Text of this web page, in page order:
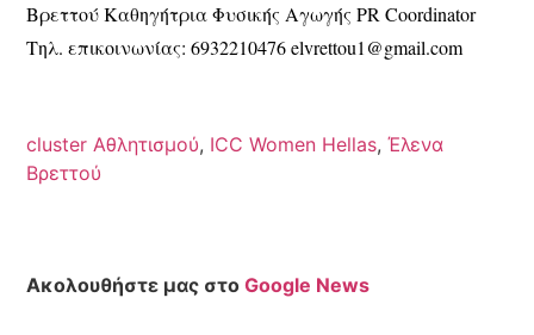
Βρεττού Καθηγήτρια Φυσικής Αγωγής PR Coordinator
Τηλ. επικοινωνίας: 6932210476 elvrettou1@gmail.com
cluster Αθλητισμού, ICC Women Hellas,Έλενα
Βρεττού
Ακολουθήστε μας στοGoogle News